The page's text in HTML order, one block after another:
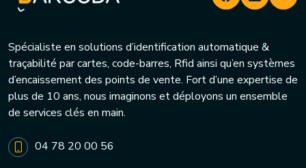
Spécialiste en solutions d’identification automatique &
traçabilité par cartes, code-barres, Rfid ainsi qu’en systèmes
d’encaissement des points de vente. Fort d’une expertise de
plus de 10 ans, nous imaginons et déployons un ensemble
de services clés en main.
04 78 20 00 56